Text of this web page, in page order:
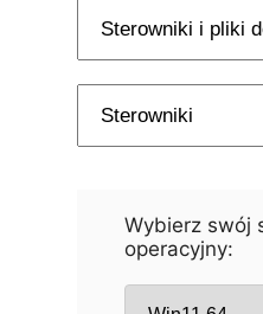
Wybierz swój
operacyjny: